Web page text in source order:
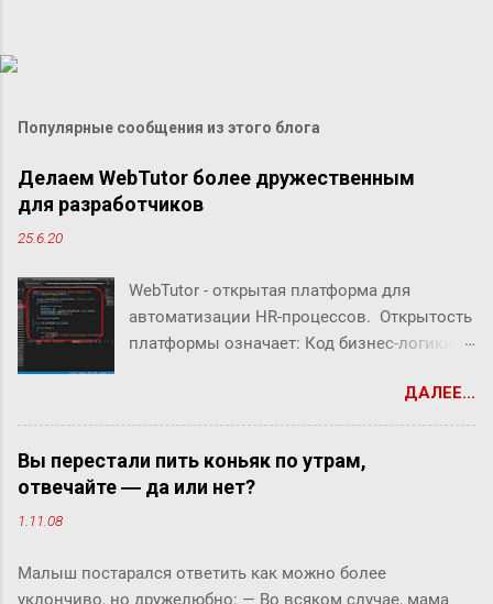
Популярные сообщения из этого блога
Делаем WebTutor более дружественным
для разработчиков
25.6.20
WebTutor - открытая платформа для
автоматизации HR-процессов. Открытость
платформы означает: Код бизнес-логики
собственный код Можно заменять/
дополнять/расширять бизнес-логику
инструменты автоматизации HR-
процессов, оставаясь в рамках
получать техническую поддержку вендора.
ДАЛЕЕ...
Вы перестали пить коньяк по утрам,
отвечайте ― да или нет?
1.11.08
Малыш постарался ответить как можно более
уклончиво, но дружелюбно: ― Во всяком случае, мама